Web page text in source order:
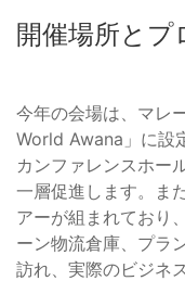
開催場所とプ
今年の会場は、マレ
World Awana」に設
カンファレンスホー
一層促進します。ま
アーが組まれており
ーン物流倉庫、プラ
訪れ、実際のビジネ